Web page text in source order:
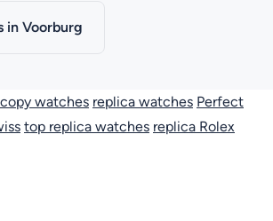
in Voorburg
watches replica watches Perfect
top replica watches replica Rolex